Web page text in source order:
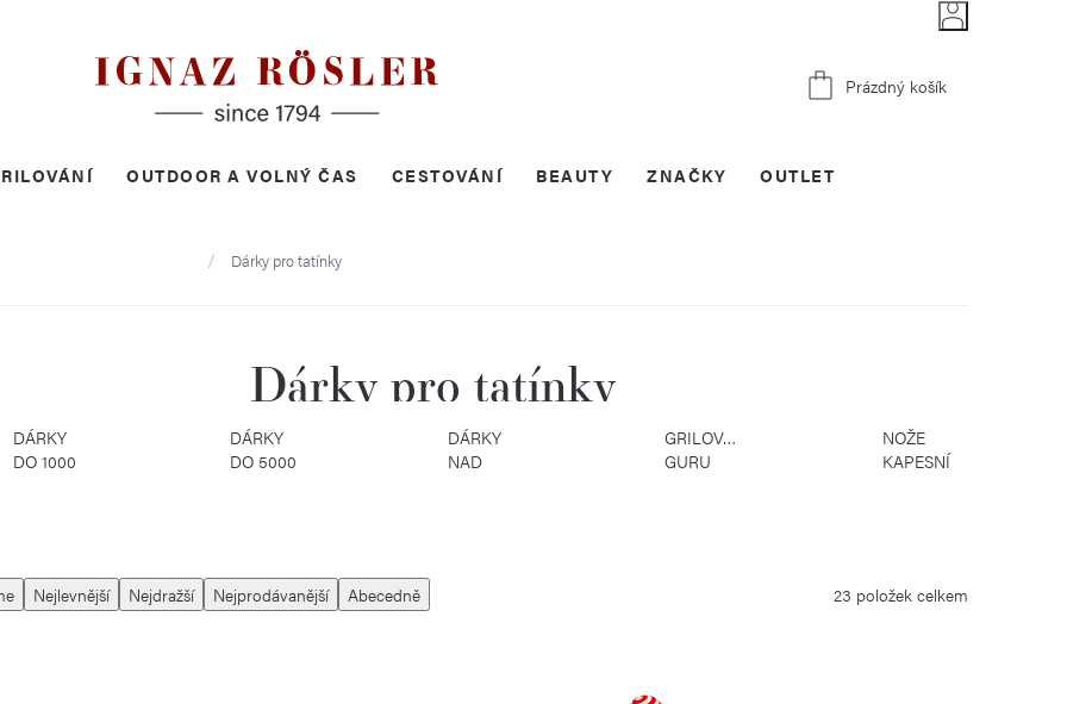
Nákupní
Prázdný košík
OUTDOOR A VOLNÝ ČAS CESTOVÁNÍ BEAUTY OUTLET
ZNAČKY
Domů Dárky pro tatínky
Dárky pro tatínky
DÁRKY
DO 1000
DÁRKY
DO 5000
DÁRKY
NAD
GRILOVACÍ
GURU
NOŽE
KAPESNÍ
Nejlevnější Nejdražší Nejprodávanější Abecedně 23 položek celkem